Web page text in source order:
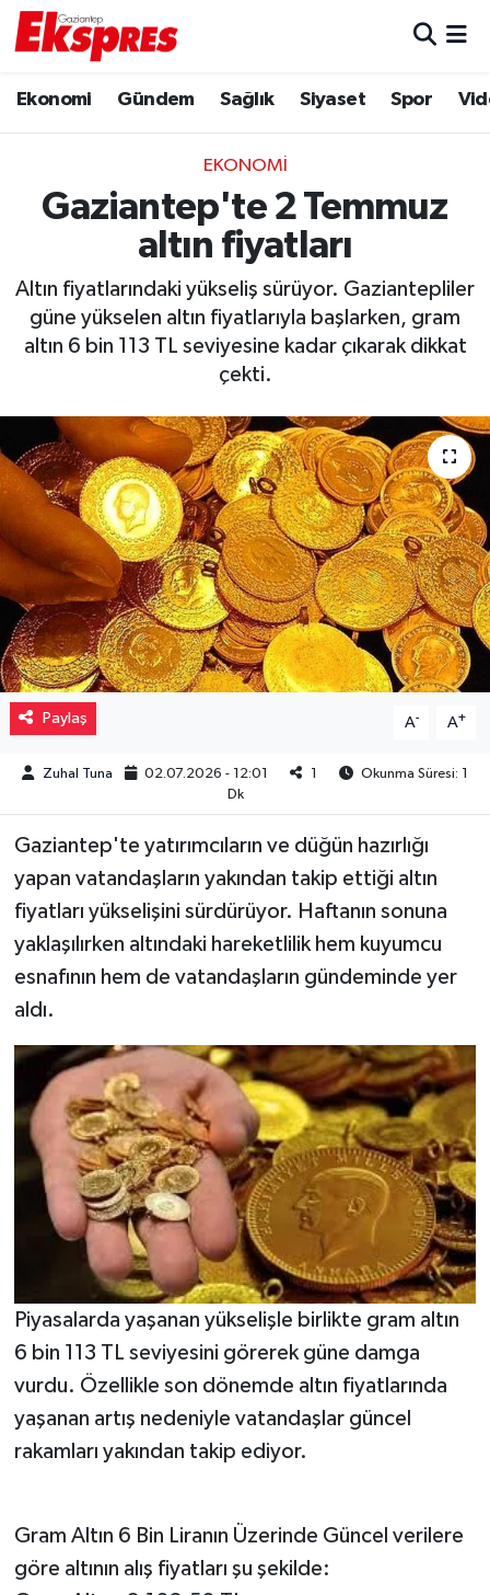
Ekonomi Gündem Sağlık Siyaset Spor
EKONOMI
Gaziantep'te 2 Temmuz
altın fiyatları
Altın fiyatlarındaki yükseliş sürüyor. Gaziantepliler
güne yükselen altın fiyatlarıyla başlarken, gram
altın 6 bin 113 TL seviyesine kadar çıkarak dikkat
çekti.
Paylaş A- A+
Zuhal Tuna 02.07.2026 - 12:01 1
Okunma Süresi: 1
Dk
Gaziantep'te yatırımcıların ve düğün hazırlığı
yapan vatandaşların yakından takip ettiği altın
fiyatları yükselişini sürdürüyor. Haftanın sonuna
yaklaşılırken altındaki hareketlilik hem kuyumcu
esnafının hem de vatandaşların gündeminde yer
aldı.
Piyasalarda yaşanan yükselişle birlikte gram altın
6 bin 113 TL seviyesini görerek güne damga
vurdu. Özellikle son dönemde altın fiyatlarında
yaşanan artış nedeniyle vatandaşlar güncel
rakamları yakından takip ediyor.
Gram Altın 6 Bin Liranın Üzerinde Güncel verilere
göre altının alış fiyatları şu şekilde:
Ekonomi
Gaziantep son dakika
Gündem
Kültür Sanat
Magazin
Müzik
Piyasa
Resmi İlanlar
Sağlık
Teknoloji
Türkiye
Yaşam
Yeme-İçme
Yemek
Trafik Durumu
Puan Durumu ve Fikstür
Tüm Manşetler
Son Dakika Haberleri